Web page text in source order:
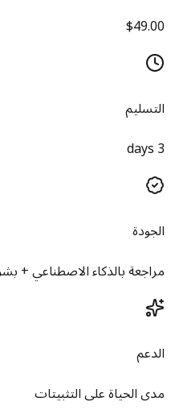
$49.00
التسليم
3 days
الجودة
مراجعة بالذكاء الاصطناعي +
الدعم
مدى الحياة على التثبيتات